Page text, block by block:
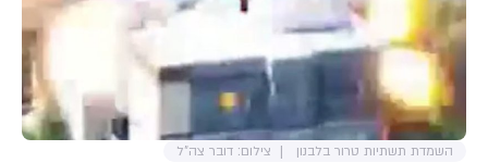
השמדת תשתיות טרור בלבנון צילום: דובר צה"ל